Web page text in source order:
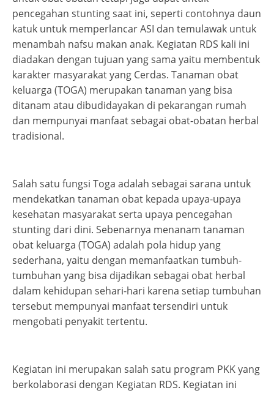
pencegahan stunting saat ini, seperti contohnya daun
katuk untuk memperlancar ASI dan temulawak untuk
menambah nafsu makan anak. Kegiatan RDS kali ini
diadakan dengan tujuan yang sama yaitu membentuk
karakter masyarakat yang Cerdas. Tanaman obat
keluarga (TOGA) merupakan tanaman yang bisa
ditanam atau dibudidayakan di pekarangan rumah
dan mempunyai manfaat sebagai obat-obatan herbal
tradisional.
Salah satu fungsi Toga adalah sebagai sarana untuk
mendekatkan tanaman obat kepada upaya-upaya
kesehatan masyarakat serta upaya pencegahan
stunting dari dini. Sebenarnya menanam tanaman
obat keluarga (TOGA) adalah pola hidup yang
sederhana, yaitu dengan memanfaatkan tumbuh-
tumbuhan yang bisa dijadikan sebagai obat herbal
dalam kehidupan sehari-hari karena setiap tumbuhan
tersebut mempunyai manfaat tersendiri untuk
mengobati penyakit tertentu.
Kegiatan ini merupakan salah satu program PKK yang
berkolaborasi dengan Kegiatan RDS. Kegiatan ini